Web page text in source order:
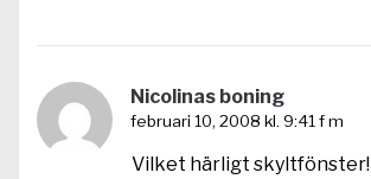
Nicolinas boning
februari 10, 2008 kl. 9:41 f m
Vilket härligt skyltfönster!